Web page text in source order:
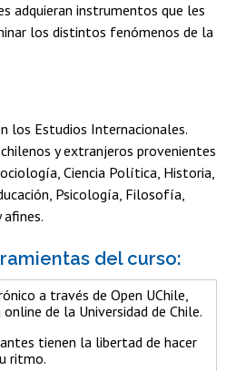
adquieran instrumentos que les
los distintos fenómenos de la
los Estudios Internacionales.
y extranjeros provenientes
Ciencia Política, Historia,
Psicología, Filosofía,
del curso:
a través de Open UChile,
de la Universidad de Chile.
tienen la libertad de hacer
ritmo.